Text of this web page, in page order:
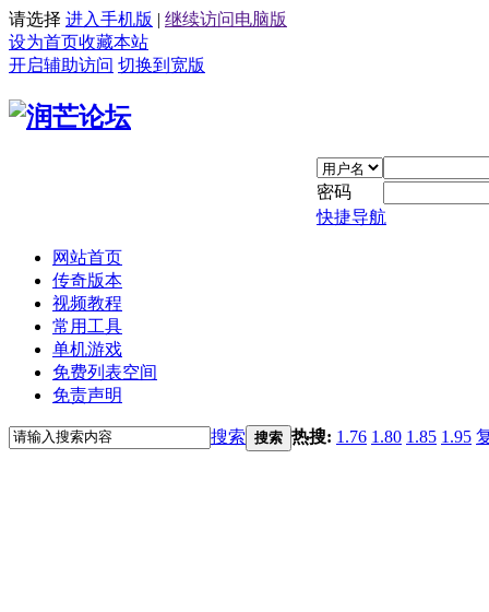
请选择 进入手机版 | 继续访问电脑版
设为首页收藏本站
开启辅助访问 切换到宽版
密码
快捷导航
网站首页
传奇版本
视频教程
常用工具
单机游戏
免费列表空间
免责声明
搜索 搜索 热搜: 1.76 1.80 1.85 1.95